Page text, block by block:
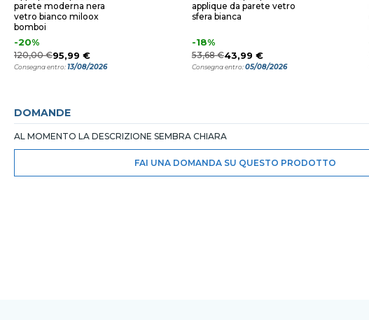
parete moderna nera
vetro bianco miloox
bomboi
-20%
120,00 €95,99 €
Consegna entro:13/08/2026
applique da parete vetro
sfera bianca
-18%
53,68 €43,99 €
Consegna entro:05/08/2026
DOMANDE
AL MOMENTO LA DESCRIZIONE SEMBRA CHIARA
FAI UNA DOMANDA SU QUESTO PRODOTTO